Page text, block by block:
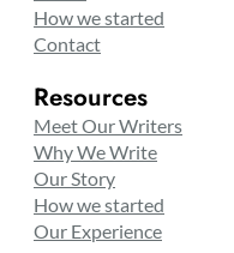
How we started
Contact
Resources
Meet Our Writers
Why We Write
Our Story
How we started
Our Experience